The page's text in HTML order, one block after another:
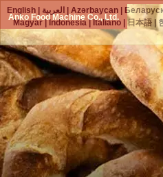
Anko Food Machine Co., Ltd.
English العربية |Azərbaycan
Magyar|Indonesia| Italiano| 日本語|